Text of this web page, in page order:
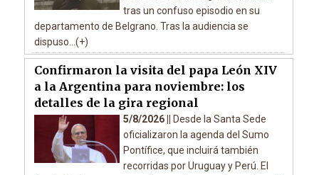
tras un confuso episodio en su
departamento de Belgrano. Tras la audiencia se
dispuso...(+)
Confirmaron la visita del papa León XIV
a la Argentina para noviembre: los
detalles de la gira regional
5/8/2026 ||
Desde la Santa Sede
oficializaron la agenda del Sumo
Pontífice, que incluirá también
recorridas por Uruguay y Perú. El